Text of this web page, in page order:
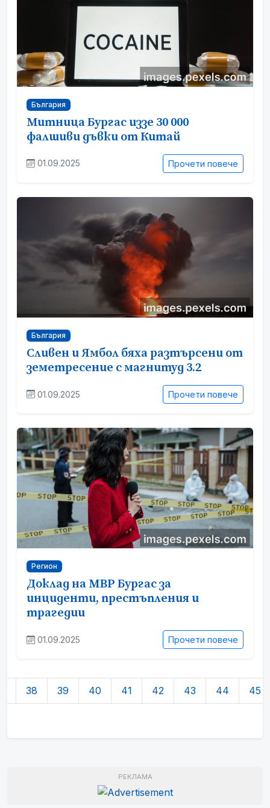
България
Митница Бургас иззе 30 000
фалшиви дъвки от Китай
01.09.2025 Прочети повече
България
Сливен и Ямбол бяха разтърсени от
земетресение с магнитуд 3.2
01.09.2025 Прочети повече
Регион
Доклад на МВР Бургас за
инциденти, престъпления и
трагедии
01.09.2025 Прочети повече
38 39 40 41 42 43 44 45
РЕКЛАМА